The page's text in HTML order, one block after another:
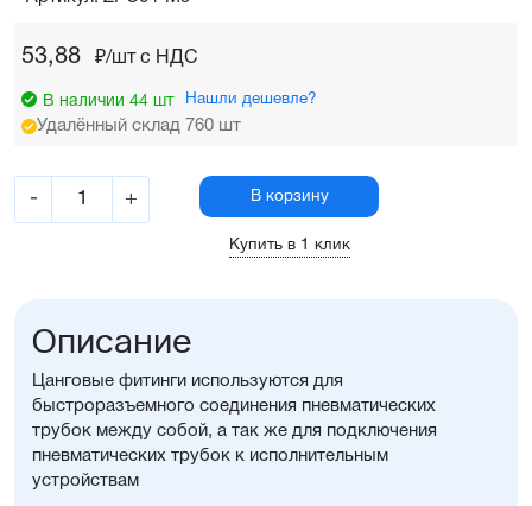
53,88 ₽/шт c НДС
В наличии 44 шт Нашли дешевле?
Удалённый склад 760 шт
- + В корзину
Купить в 1 клик
Описание
Цанговые фитинги используются для
быстроразъемного соединения пневматических
трубок между собой, а так же для подключения
пневматических трубок к исполнительным
устройствам